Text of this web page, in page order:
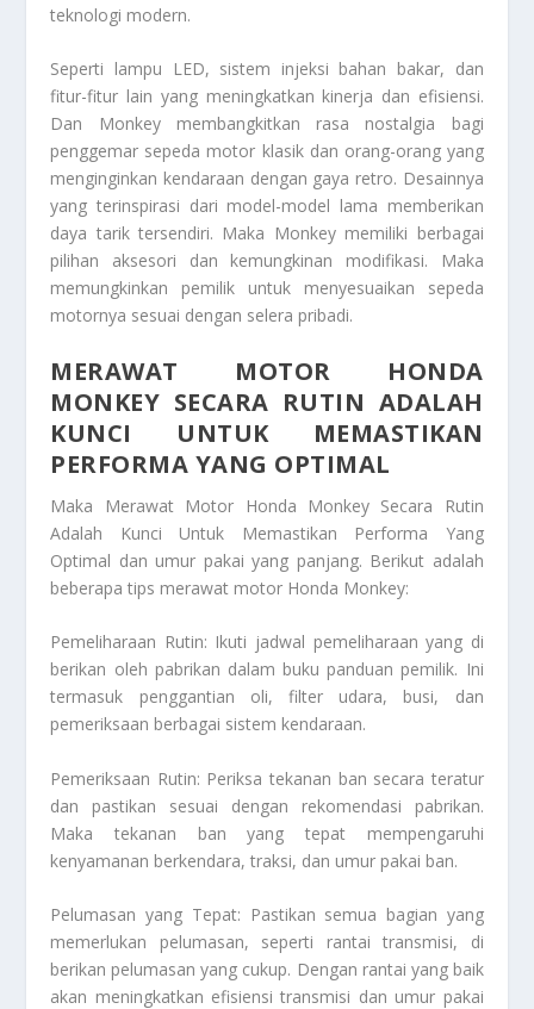
teknologi modern.
Seperti lampu LED, sistem injeksi bahan bakar, dan
fitur-fitur lain yang meningkatkan kinerja dan efisiensi.
Dan Monkey membangkitkan rasa nostalgia bagi
penggemar sepeda motor klasik dan orang-orang yang
menginginkan kendaraan dengan gaya retro. Desainnya
yang terinspirasi dari model-model lama memberikan
daya tarik tersendiri. Maka Monkey memiliki berbagai
pilihan aksesori dan kemungkinan modifikasi. Maka
memungkinkan pemilik untuk menyesuaikan sepeda
motornya sesuai dengan selera pribadi.
MERAWAT MOTOR HONDA
MONKEY SECARA RUTIN ADALAH
KUNCI UNTUK MEMASTIKAN
PERFORMA YANG OPTIMAL
Maka
Merawat Motor Honda Monkey Secara Rutin
Adalah Kunci Untuk Memastikan Performa Yang
Optimal dan umur pakai yang panjang. Berikut adalah
beberapa tips merawat motor Honda Monkey:
Pemeliharaan Rutin: Ikuti jadwal pemeliharaan yang di
berikan oleh pabrikan dalam buku panduan pemilik. Ini
termasuk penggantian oli, filter udara, busi, dan
pemeriksaan berbagai sistem kendaraan.
Pemeriksaan Rutin: Periksa tekanan ban secara teratur
dan pastikan sesuai dengan rekomendasi pabrikan.
Maka tekanan ban yang tepat mempengaruhi
kenyamanan berkendara, traksi, dan umur pakai ban.
Pelumasan yang Tepat: Pastikan semua bagian yang
memerlukan pelumasan, seperti rantai transmisi, di
berikan pelumasan yang cukup. Dengan rantai yang baik
akan meningkatkan efisiensi transmisi dan umur pakai